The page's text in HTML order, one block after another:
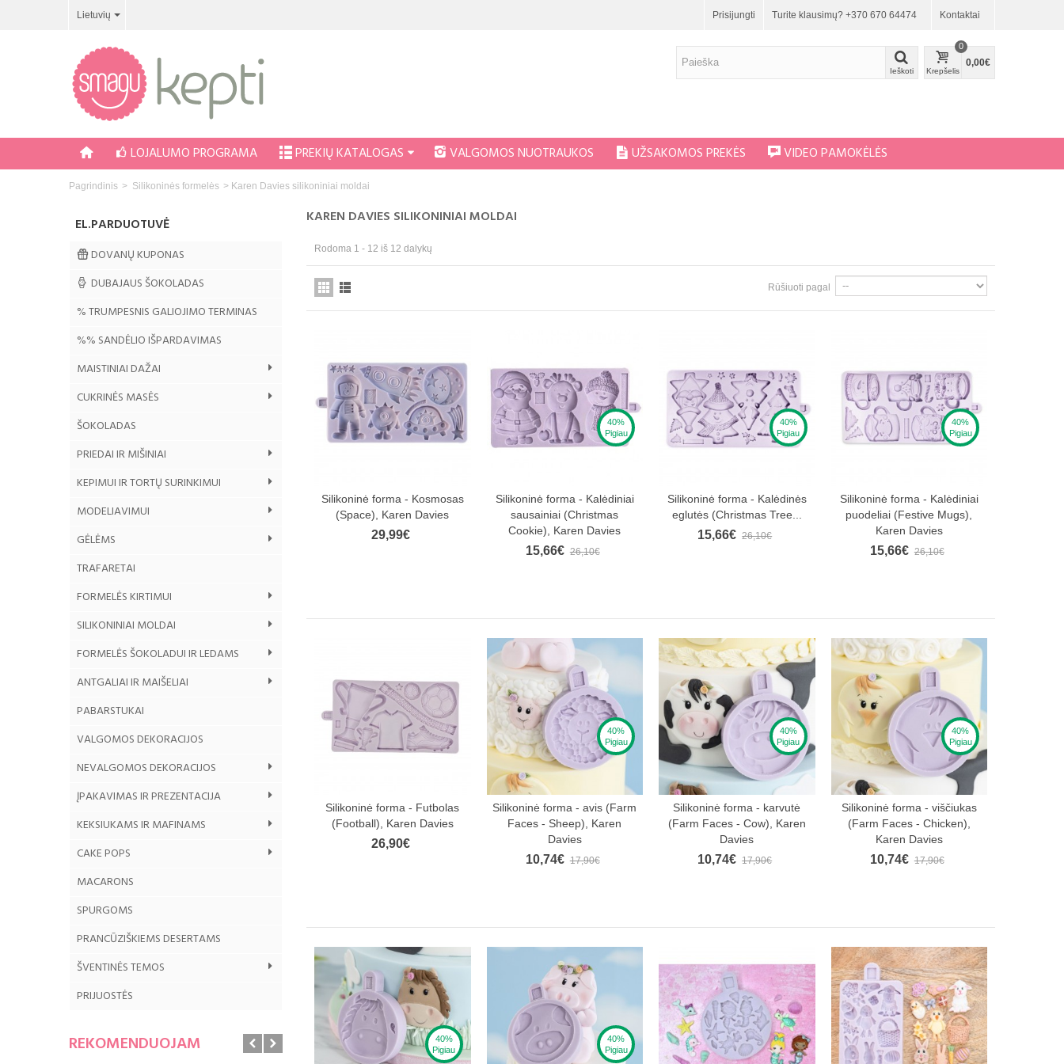
Kontaktai
Turite klausimų? +370 670 64474
Prisijungti
Lietuvių
Ieškoti Krepšelis
0
0,00€
LOJALUMO PROGRAMA PREKIŲ KATALOGAS VALGOMOS NUOTRAUKOS UŽSAKOMOS PREKĖS VIDEO PAMOKĖLĖS
Pagrindinis > Silikoninės formelės > Karen Davies silikoniniai moldai
EL.PARDUOTUVĖ
DOVANŲ KUPONAS
DUBAJAUS ŠOKOLADAS
% TRUMPESNIS GALIOJIMO TERMINAS
%% SANDĖLIO IŠPARDAVIMAS
MAISTINIAI DAŽAI
CUKRINĖS MASĖS
ŠOKOLADAS
PRIEDAI IR MIŠINIAI
KEPIMUI IR TORTŲ SURINKIMUI
MODELIAVIMUI
GĖLĖMS
TRAFARETAI
FORMELĖS KIRTIMUI
SILIKONINIAI MOLDAI
FORMELĖS ŠOKOLADUI IR LEDAMS
ANTGALIAI IR MAIŠELIAI
PABARSTUKAI
VALGOMOS DEKORACIJOS
NEVALGOMOS DEKORACIJOS
ĮPAKAVIMAS IR PREZENTACIJA
KEKSIUKAMS IR MAFINAMS
CAKE POPS
MACARONS
SPURGOMS
PRANCŪZIŠKIEMS DESERTAMS
ŠVENTINĖS TEMOS
PRIJUOSTĖS
REKOMENDUOJAM
KAREN DAVIES SILIKONINIAI MOLDAI
Rodoma 1 - 12 iš 12 dalykų
Rūšiuoti pagal
Silikoninė forma - Kosmosas
(Space), Karen Davies
29,99€
40%
Pigiau
Silikoninė forma - Kalėdiniai
sausainiai (Christmas
Cookie), Karen Davies
15,66€ 26,10€
40%
Pigiau
Silikoninė forma - Kalėdinės
eglutės (Christmas Tree...
15,66€ 26,10€
40%
Pigiau
Silikoninė forma - Kalėdiniai
puodeliai (Festive Mugs),
Karen Davies
15,66€ 26,10€
Silikoninė forma - Futbolas
(Football), Karen Davies
26,90€
40%
Pigiau
Silikoninė forma - avis (Farm
Faces - Sheep), Karen
Davies
10,74€ 17,90€
40%
Pigiau
Silikoninė forma - karvutė
(Farm Faces - Cow), Karen
Davies
10,74€ 17,90€
40%
Pigiau
Silikoninė forma - viščiukas
(Farm Faces - Chicken),
Karen Davies
10,74€ 17,90€
40%
Pigiau
40%
Pigiau
Gaukite 10 % nuolaidą pirmam
užsakymui!
Noriu prenumeruoti Smagukepti.lt naujienas